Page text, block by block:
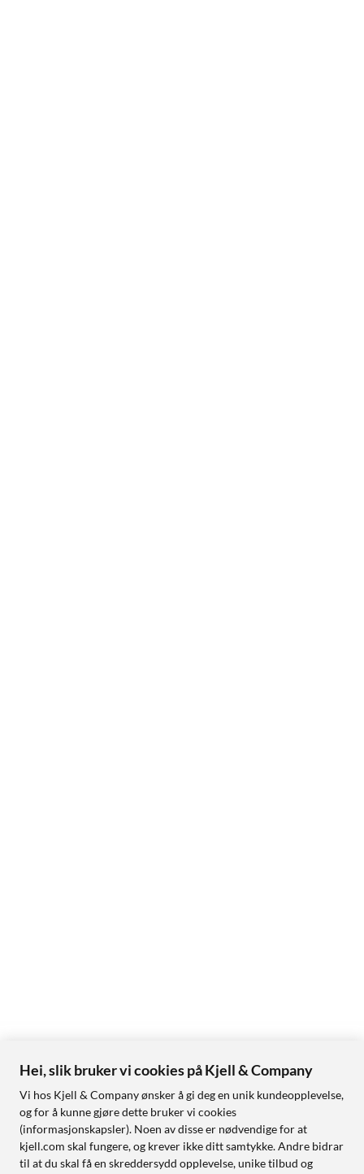
Hei, slik bruker vi cookies på Kjell & Company
Vi hos Kjell & Company ønsker å gi deg en unik kundeopplevelse,
og for å kunne gjøre dette bruker vi cookies
(informasjonskapsler). Noen av disse er nødvendige for at
kjell.com skal fungere, og krever ikke ditt samtykke. Andre bidrar
til at du skal få en skreddersydd opplevelse, unike tilbud og